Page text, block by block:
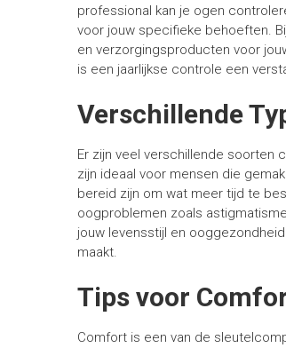
professional kan je ogen
voor jouw specifieke behoeften.
en verzorgingsproducten voor
is een jaarlijkse controle een
Verschillende
Er zijn veel verschillende soorten
zijn ideaal voor mensen die
bereid zijn om wat meer tijd te
oogproblemen zoals
jouw levensstijl en
maakt.
Tips voor
Comfort is een van de